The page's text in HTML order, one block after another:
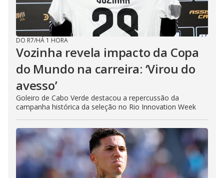
DO R7/HÁ 1 HORA
Vozinha revela impacto da Copa
do Mundo na carreira: ‘Virou do
avesso’
Goleiro de Cabo Verde destacou a repercussão da
campanha histórica da seleção no Rio Innovation Week